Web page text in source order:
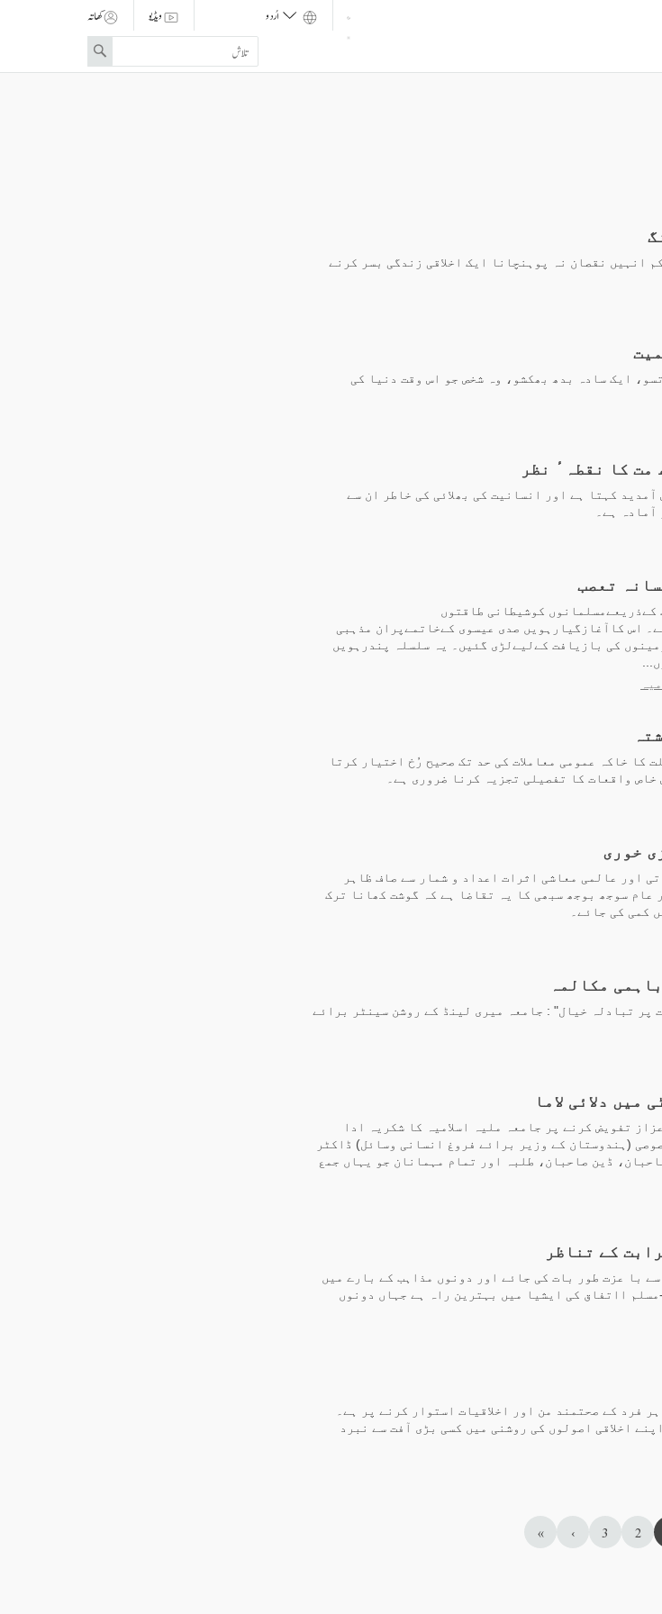
ویڈیو
کھاتہ
Enter
search
term
Search
انہیں نقصان نہ پوہنچانا ایک اخلاقی زندگی بسر کرنے
ایک سادہ بدھ بھکشو، وہ شخص جو اس وقت دنیا کی
مت کا نقطہٴ نظر
کہتا ہے اور انسانیت کی بھلائی کی خاطر ان سے
ہے۔
تعصب
کوشیطانی طاقتوں
اس کاآغازگیارہویں صدی عیسوی کےخاتمےپران مذہبی
کی بازیافت کےلیےلڑی گئیں۔ یہ سلسلہ پندرہویں
کا خاکہ عمومی معاملات کی حد تک صحیح رُخ اختیار کرتا
واقعات کا تفصیلی تجزیہ کرنا ضروری ہے۔
خوری
اور عالمی معاشی اثرات اعداد و شمار سے صاف ظاہر
عام سوجھ بوجھ سبھی کا یہ تقاضا ہے کہ گوشت کھانا ترک
کمی کی جائے۔
مکالمہ
پر تبادلہ خیال" : جامعہ میری لینڈ کے روشن سینٹر برائے
میں دلائی لاما
تفویض کرنے پر جامعہ ملیہ اسلامیہ کا شکریہ ادا
(ہندوستان کے وزیر برائے فروغ انسانی وسائل) ڈاکٹر
ڈین صاحبان، طلبہ اور تمام مہمانان جو یہاں جمع
کے تناظر
سے با عزت طور بات کی جائے اور دونوں مذاہب کے بارے میں
ااتفاق کی ایشیا میں بہترین راہ ہے جہاں دونوں
فرد کے صحتمند من اور اخلاقیات استوار کرنے پر ہے۔
اخلاقی اصولوں کی روشنی میں کسی بڑی آفت سے نبرد
2
3
›
»